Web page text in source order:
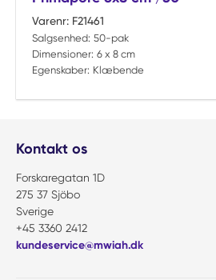
Varenr: F21461
Salgsenhed: 50-pak
Dimensioner: 6 x 8 cm
Egenskaber: Klæbende
Kontakt os
Forskaregatan 1D
275 37 Sjöbo
Sverige
+45 3360 2412
kundeservice@mwiah.dk